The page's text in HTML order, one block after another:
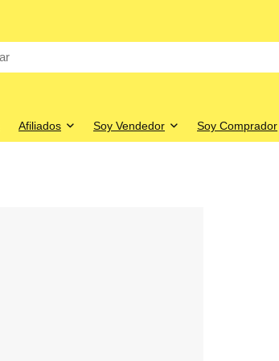
Afiliados Soy Vendedor Soy Comprador